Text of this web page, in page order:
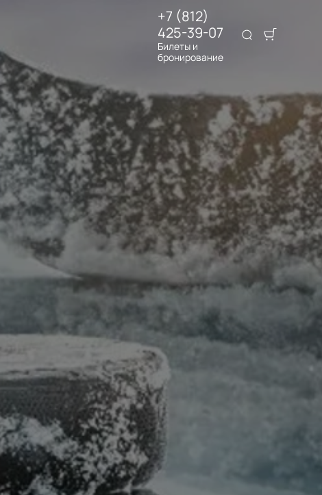
+7 (812)
425-39-07
Билеты и
бронирование